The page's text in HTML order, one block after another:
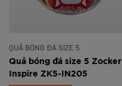
QUẢ BÓNG ĐÁ SIZE 5
Quả bóng đá size 5 Zocker
Inspire ZK5-IN205